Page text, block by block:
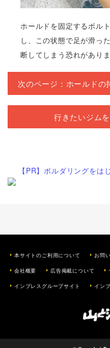
ホールドを固定するボル
し、この状態で足が滑っ
断してしまう恐れがありま
次のページ：ホールドの
行きたいジム
【PR】ボルダリングをは
本サイトのご利用について お問
会社概要 広告掲載について
インプレスグループサイト イン